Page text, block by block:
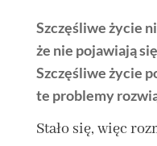
Szczęśliwe życie
że nie pojawiają
Szczęśliwe życie
te problemy
Stało się, więc